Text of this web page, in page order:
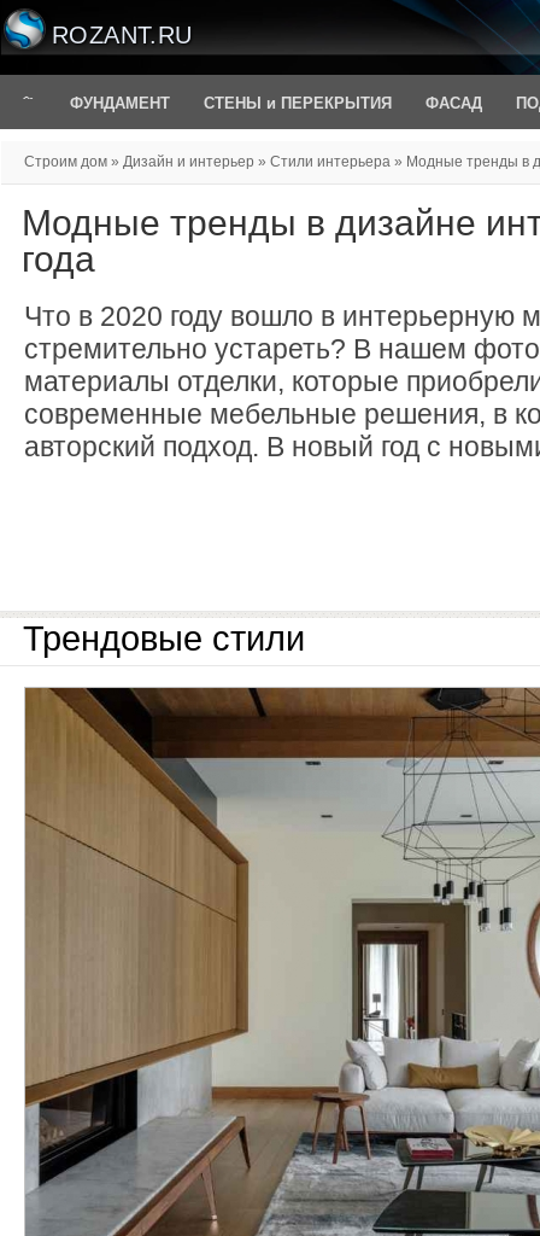
ROZANT.RU
ФУНДАМЕНТ СТЕНЫ и ПЕРЕКРЫТИЯ ФАСАД
Строим дом » Дизайн и интерьер » Стили интерьера » Модные тренды в
Модные тренды в дизайне
года
Что в 2020 году вошло в интерьерную
стремительно устареть? В нашем
материалы отделки, которые
современные мебельные решения, в
авторский подход. В новый год с
Трендовые стили